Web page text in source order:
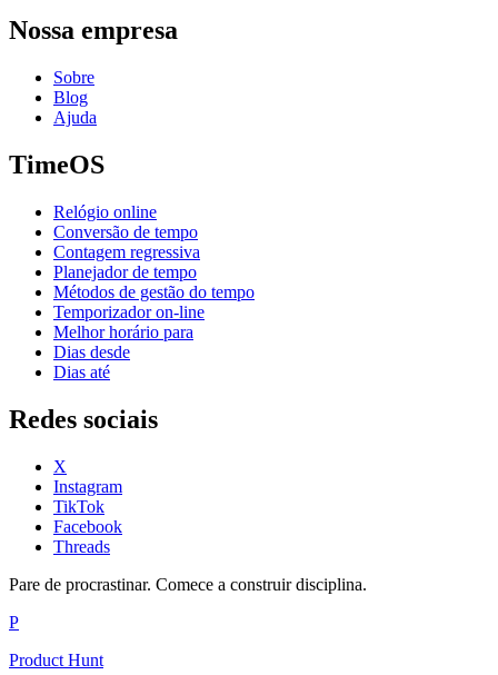
Nossa empresa
Sobre
Blog
Ajuda
TimeOS
Relógio online
Conversão de tempo
Contagem regressiva
Planejador de tempo
Métodos de gestão do tempo
Temporizador on-line
Melhor horário para
Dias desde
Dias até
Redes sociais
X
Instagram
TikTok
Facebook
Threads
Pare de procrastinar. Comece a construir disciplina.
P
Product Hunt